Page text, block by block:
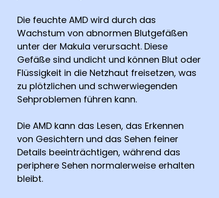
Die feuchte AMD wird durch das
Wachstum von abnormen Blutgefäßen
unter der Makula verursacht. Diese
Gefäße sind undicht und können Blut oder
Flüssigkeit in die Netzhaut freisetzen, was
zu plötzlichen und schwerwiegenden
Sehproblemen führen kann.
Die AMD kann das Lesen, das Erkennen
von Gesichtern und das Sehen feiner
Details beeinträchtigen, während das
periphere Sehen normalerweise erhalten
bleibt.